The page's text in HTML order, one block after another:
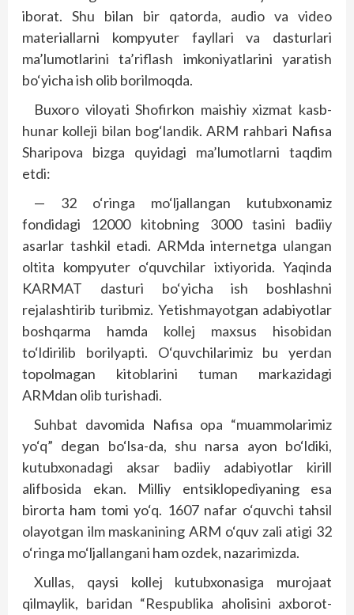
iborat. Shu bilan bir qatorda, audio va video
materiallarni kompyuter fayllari va dasturlari
ma’lumotlarini ta’riflash imkoniyatlarini yaratish
bo‘yicha ish olib borilmoqda.
Buxoro viloyati Shofirkon maishiy xizmat kasb-
hunar kolleji bilan bog‘landik. ARM rahbari Nafisa
Sharipova bizga quyidagi ma’lumotlarni taqdim
etdi:
— 32 o‘ringa mo‘ljallangan kutubxonamiz
fondidagi 12000 kitobning 3000 tasini badiiy
asarlar tashkil etadi. ARMda internetga ulangan
oltita kompyuter o‘quvchilar ixtiyorida. Yaqinda
KARMAT dasturi bo‘yicha ish boshlashni
rejalashtirib turibmiz. Yetishmayotgan adabiyotlar
boshqarma hamda kollej maxsus hisobidan
to‘ldirilib borilyapti. O‘quvchilarimiz bu yerdan
topolmagan kitoblarini tuman markazidagi
ARMdan olib turishadi.
Suhbat davomida Nafisa opa “muammolarimiz
yo‘q” degan bo‘lsa-da, shu narsa ayon bo‘ldiki,
kutubxonadagi aksar badiiy adabiyotlar kirill
alifbosida ekan. Milliy entsiklopediyaning esa
birorta ham tomi yo‘q. 1607 nafar o‘quvchi tahsil
olayotgan ilm maskanining ARM o‘quv zali atigi 32
o‘ringa mo‘ljallangani ham ozdek, nazarimizda.
Xullas, qaysi kollej kutubxonasiga murojaat
qilmaylik, baridan “Respublika aholisini axborot-